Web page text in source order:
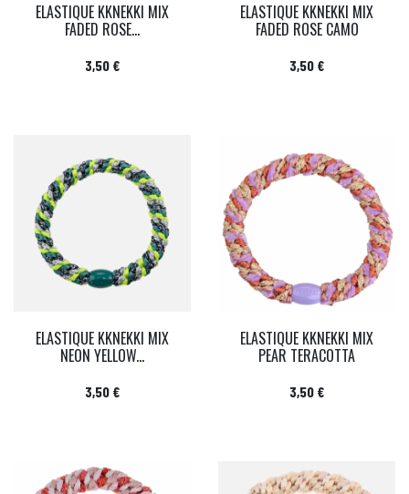
ELASTIQUE KKNEKKI MIX
FADED ROSE...
Prix
3,50 €
ELASTIQUE KKNEKKI MIX
FADED ROSE CAMO
Prix
3,50 €
ELASTIQUE KKNEKKI MIX
NEON YELLOW...
Prix
3,50 €
ELASTIQUE KKNEKKI MIX
PEAR TERACOTTA
Prix
3,50 €